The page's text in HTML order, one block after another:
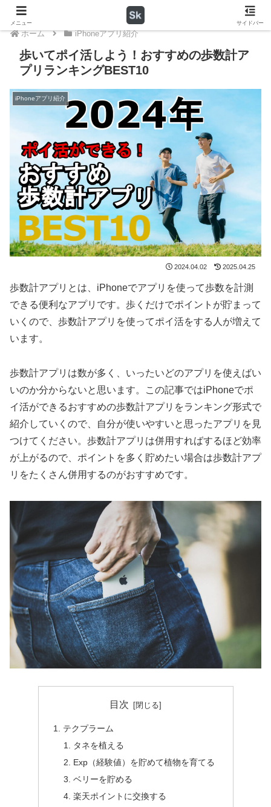
ホーム iPhoneアプリ紹介
歩いてポイ活しよう！おすすめの歩数計ア
プリランキングBEST10
iPhoneアプリ紹介
2024.04.02 2025.04.25
歩数計アプリとは、iPhoneでアプリを使って歩数を計測
できる便利なアプリです。歩くだけでポイントが貯まって
いくので、歩数計アプリを使ってポイ活をする人が増えて
います。
歩数計アプリは数が多く、いったいどのアプリを使えばい
いのか分からないと思います。この記事ではiPhoneでポ
イ活ができるおすすめの歩数計アプリをランキング形式で
紹介していくので、自分が使いやすいと思ったアプリを見
つけてください。歩数計アプリは併用すればするほど効率
が上がるので、ポイントを多く貯めたい場合は歩数計アプ
リをたくさん併用するのがおすすめです。
目次
テクプラーム
タネを植える
Exp（経験値）を貯めて植物を育てる
ベリーを貯める
楽天ポイントに交換する
メニュー サイドバー